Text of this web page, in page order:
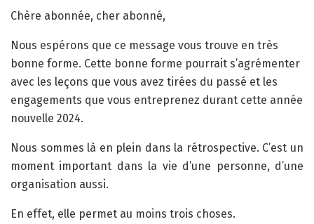
Chère abonnée, cher abonné,
Nous espérons que ce message vous trouve en très
bonne forme. Cette bonne forme pourrait s’agrémenter
avec les leçons que vous avez tirées du passé et les
engagements que vous entreprenez durant cette année
nouvelle 2024.
Nous sommes là en plein dans la rétrospective. C’est un
moment important dans la vie d’une personne, d’une
organisation aussi.
En effet, elle permet au moins trois choses.